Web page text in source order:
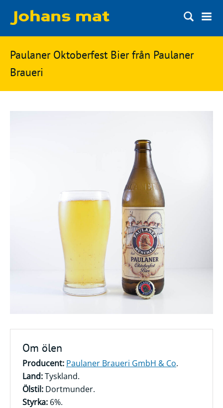
Matbloggen
Innertemperaturer
Ingredienser
Matsnack
Sök
på
Johans
mat
Paulaner Oktoberfest Bier från Paulaner
Braueri
Om ölen
Producent: Paulaner Braueri GmbH & Co.
Land:Tyskland.
Ölstil: Dortmunder.
Styrka: 6%.